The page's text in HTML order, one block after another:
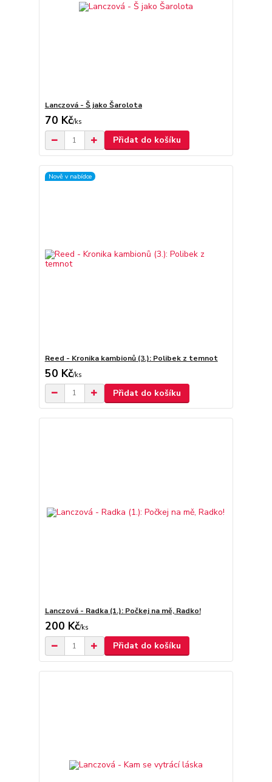
Lanczová - Š jako Šarolota
70 Kč/ks
Přidat do košíku
Nově v nabídce
Reed - Kronika kambionů (3.): Polibek z temnot
50 Kč/ks
Přidat do košíku
Lanczová - Radka (1.): Počkej na mě, Radko!
200 Kč/ks
Přidat do košíku